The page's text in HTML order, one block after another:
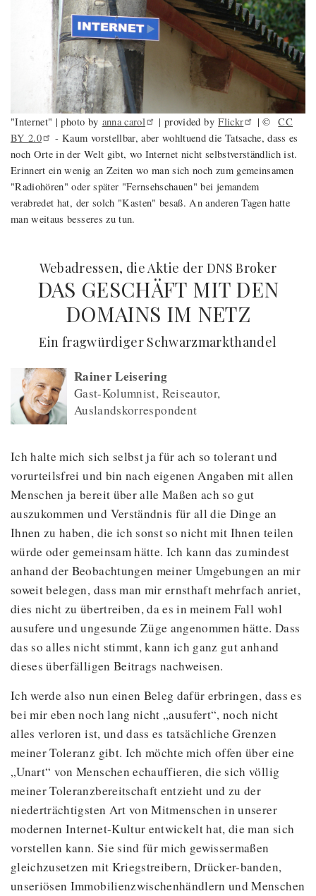
"Internet" | photo by annacarol | provided byFlickr | ©CC
BY2.0
- Kaum vorstellbar, aber wohltuend die Tatsache, dass es
noch Orte in der Welt gibt, wo Internet nicht selbstverständlich ist.
Erinnert ein wenig an Zeiten wo man sich noch zum gemeinsamen
"Radiohören" oder später "Fernsehschauen" bei jemandem
verabredet hat, der solch "Kasten" besaß. An anderen Tagen hatte
man weitaus besseres zu tun.
Webadressen, die Aktie der DNS Broker
DAS GESCHÄFT MIT DEN
DOMAINS IM NETZ
(
Ein fragwürdiger Schwarzmarkthandel
Rainer Leisering
Gast-Kolumnist, Reiseautor,
Auslandskorrespondent
Ich halte mich sich selbst ja für ach so tolerant und
vorurteilsfrei und bin nach eigenen Angaben mit allen
Menschen ja bereit über alle Maßen ach so gut
auszukommen und Verständnis für all die Dinge an
Ihnen zu haben, die ich sonst so nicht mit Ihnen teilen
würde oder gemeinsam hätte. Ich kann das zumindest
anhand der Beobachtungen meiner Umgebungen an mir
soweit belegen, dass man mir ernsthaft mehrfach anriet,
dies nicht zu übertreiben, da es in meinem Fall wohl
ausufere und ungesunde Züge angenommen hätte. Dass
das so alles nicht stimmt, kann ich ganz gut anhand
dieses überfälligen Beitrags nachweisen.
Ich werde also nun einen Beleg dafür erbringen, dass es
bei mir eben noch lang nicht „ausufert“, noch nicht
alles verloren ist, und dass es tatsächliche Grenzen
meiner Toleranz gibt. Ich möchte mich offen über eine
„Unart“ von Menschen echauffieren, die sich völlig
meiner Toleranzbereitschaft entzieht und zu der
niederträchtigsten Art von Mitmenschen in unserer
modernen Internet-Kultur entwickelt hat, die man sich
vorstellen kann. Sie sind für mich gewissermaßen
gleichzusetzen mit Kriegstreibern, Drücker-banden,
unseriösen Immobilienzwischenhändlern und Menschen